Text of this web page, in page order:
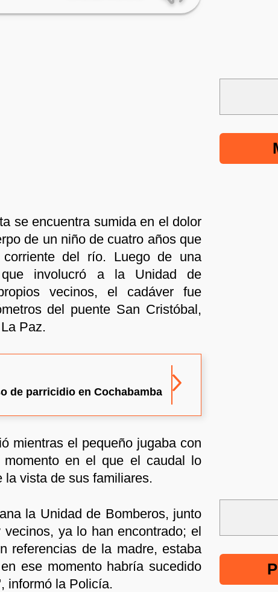
se encuentra sumida en el dolor
de un niño de cuatro años que
del río. Luego de una
que involucró a la Unidad de
vecinos, el cadáver fue
del puente San Cristóbal,
Paz.
de parricidio en Cochabamba
mientras el pequeño jugaba con
en el que el caudal lo
la vista de sus familiares.
la Unidad de Bomberos, junto
vecinos, ya lo han encontrado; el
referencias de la madre, estaba
ese momento habría sucedido
informó la Policía.